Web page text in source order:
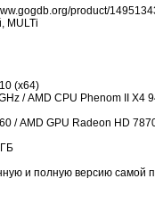
product/
MULTi
(x64)
/ AMD CPU Phenom II X4
/ AMD GPU Radeon HD
и полную версию самой